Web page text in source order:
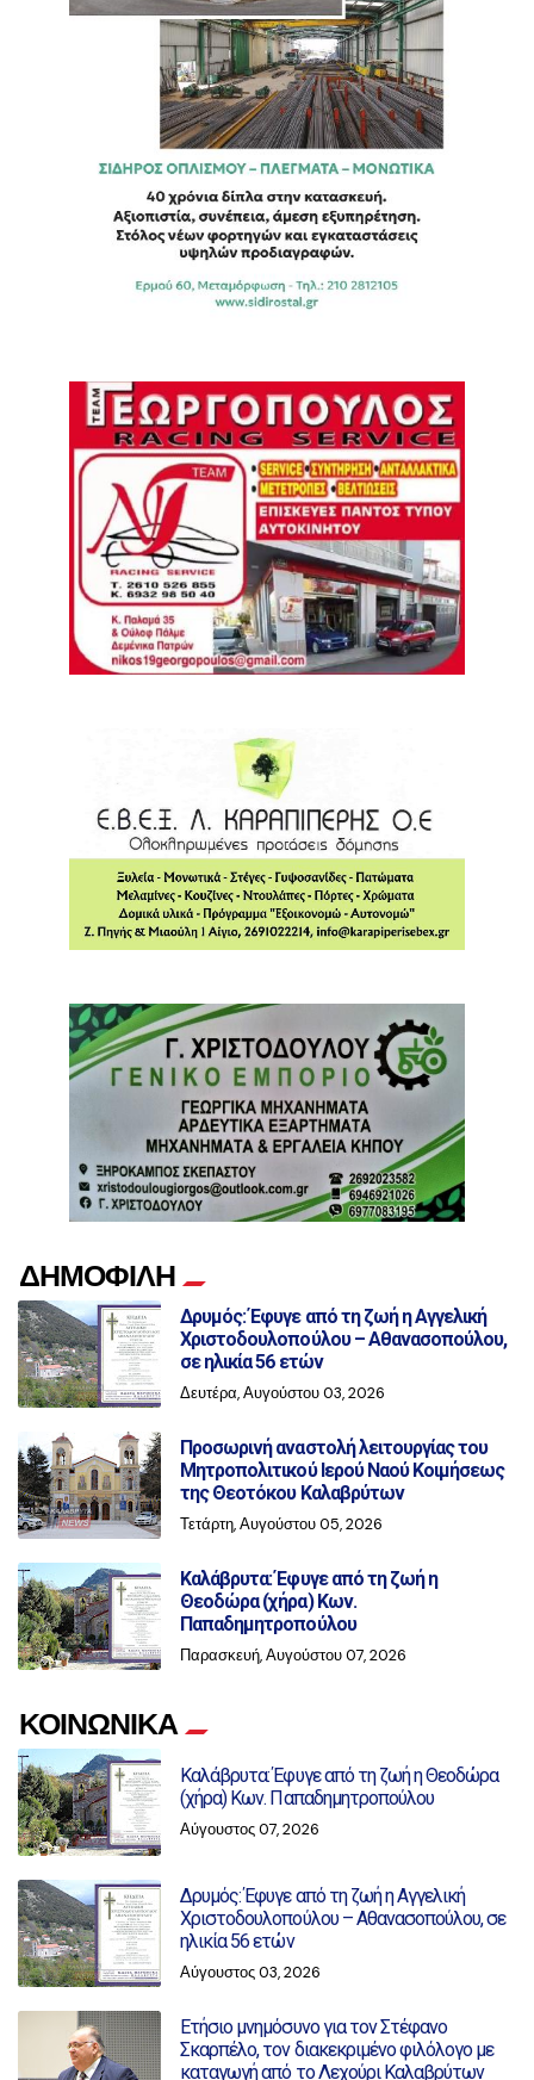
ΔΗΜΟΦΙΛΗ
Δρυμός: Έφυγε από τη ζωή η Αγγελική
Χριστοδουλοπούλου – Αθανασοπούλου,
σε ηλικία 56 ετών
Δευτέρα, Αυγούστου 03, 2026
Προσωρινή αναστολή λειτουργίας του
Μητροπολιτικού Ιερού Ναού Κοιμήσεως
της Θεοτόκου Καλαβρύτων
Τετάρτη, Αυγούστου 05, 2026
Καλάβρυτα: Έφυγε από τη ζωή η
Θεοδώρα (χήρα) Κων.
Παπαδημητροπούλου
Παρασκευή, Αυγούστου 07, 2026
ΚΟΙΝΩΝΙΚΑ
Καλάβρυτα: Έφυγε από τη ζωή η Θεοδώρα
(χήρα) Κων. Παπαδημητροπούλου
Αύγουστος 07, 2026
Δρυμός: Έφυγε από τη ζωή η Αγγελική
Χριστοδουλοπούλου – Αθανασοπούλου, σε
ηλικία 56 ετών
Αύγουστος 03, 2026
Ετήσιο μνημόσυνο για τον Στέφανο
Σκαρπέλο, τον διακεκριμένο φιλόλογο με
καταγωγή από το Λεχούρι Καλαβρύτων